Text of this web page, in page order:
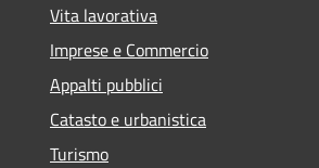
Vita lavorativa
Imprese e Commercio
Appalti pubblici
Catasto e urbanistica
Turismo